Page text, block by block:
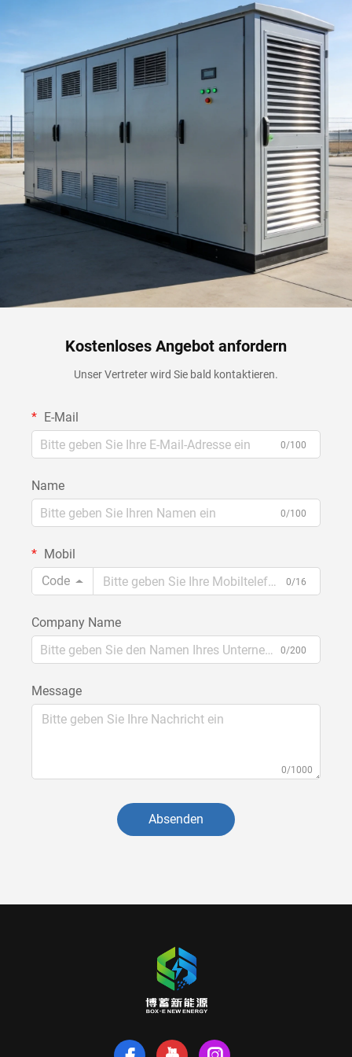
Kostenloses Angebot anfordern
Unser Vertreter wird Sie bald kontaktieren.
E-Mail
0/100
Name
0/100
Mobil
Code
0/16
Company Name
0/200
Message
0/1000
Absenden